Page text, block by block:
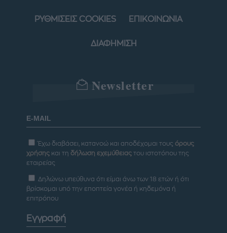
ΡΥΘΜΙΣΕΙΣ COOKIES ΕΠΙΚΟΙΝΩΝΙΑ
ΔΙΑΦΗΜΙΣΗ
Newsletter
Έχω διαβάσει, κατανοώ και αποδέχομαι τους όρους
χρήσης και τη δήλωση εχεμύθειας του ιστοτόπου της
εταιρείας
Δηλώνω υπεύθυνα ότι είμαι άνω των 18 ετών ή ότι
βρίσκομαι υπό την εποπτεία γονέα ή κηδεμόνα ή
επιτρόπου
Εγγραφή